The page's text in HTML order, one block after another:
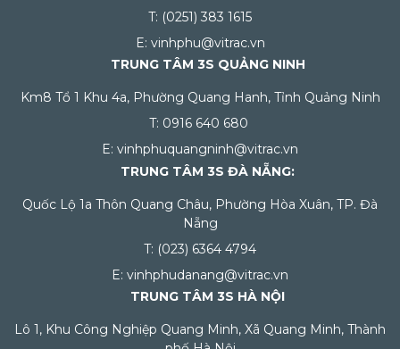
T: (0251) 383 1615
E: vinhphu@vitrac.vn
TRUNG TÂM 3S QUẢNG NINH
Km8 Tổ 1 Khu 4a, Phường Quang Hanh, Tỉnh Quảng Ninh
T: 0916 640 680
E: vinhphuquangninh@vitrac.vn
TRUNG TÂM 3S ĐÀ NẴNG:
Quốc Lộ 1a Thôn Quang Châu, Phường Hòa Xuân, TP. Đà
Nẵng
T: (023) 6364 4794
E: vinhphudanang@vitrac.vn
TRUNG TÂM 3S HÀ NỘI
Lô 1, Khu Công Nghiệp Quang Minh, Xã Quang Minh, Thành